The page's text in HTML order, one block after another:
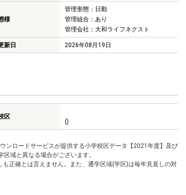
様
管理形態：日勤
管理組合：あり
管理会社：大和ライフネクスト
新日
2026年08月19日
区
()
ンロードサービスが提供する小学校区データ【2021年度】及び
域と異なる場合がございます。
正確とは言えません。また、通学区域(学区)は毎年見直しの対